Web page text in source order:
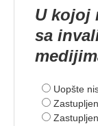
U kojoj
sa
Uopšte